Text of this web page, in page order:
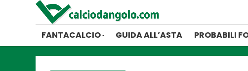
FANTACALCIO GUIDA ALL’ASTA PROBABILI